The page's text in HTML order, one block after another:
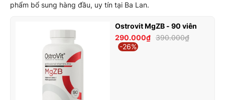
phẩm bổ sung hàng đầu, uy tín tại Ba Lan.
Ostrovit MgZB - 90 viên
290.000₫ 390.000₫
-26%